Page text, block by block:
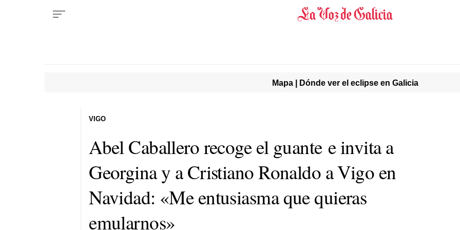
Mapa | Dónde ver el eclipse en Galicia
Abel Caballero recoge el guante e invita a
Georgina y a Cristiano Ronaldo a Vigo en
Navidad: «Me entusiasma que quieras
emularnos»
VIGO